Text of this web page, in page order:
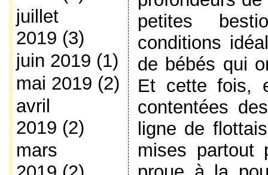
juillet
2019 (3)
juin 2019 (1)
mai 2019 (2)
avril
2019 (2)
mars
petites
conditions
de bébés qui
Et cette fois,
contentées
ligne de
mises partout